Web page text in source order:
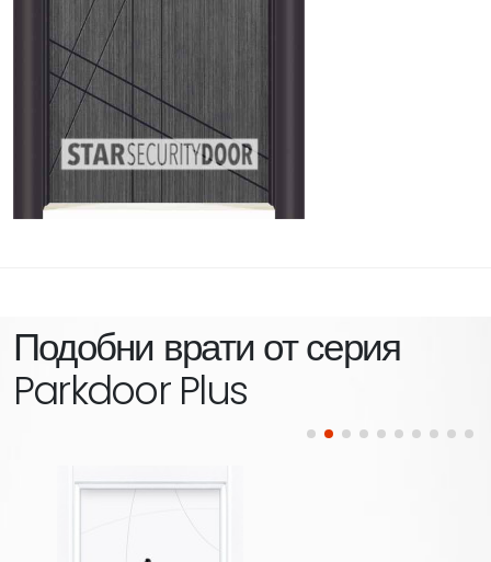
Подобни врати от серия
Parkdoor Plus